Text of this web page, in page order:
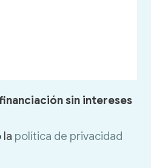
sin intereses
la política de privacidad